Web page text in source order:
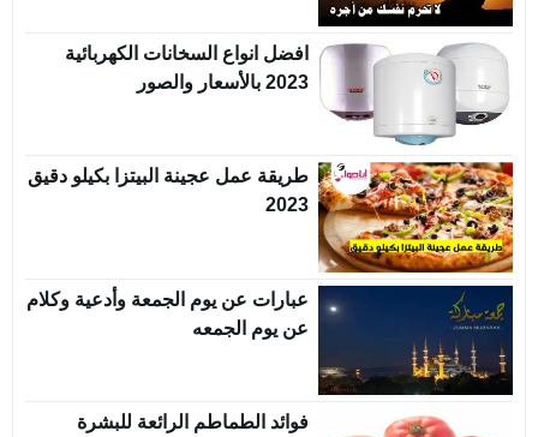
افضل انواع السخانات الكهربائية
2023 بالأسعار والصور
طريقة عمل عجينة البيتزا بكيلو دقيق
2023
عبارات عن يوم الجمعة وأدعية وكلام
عن يوم الجمعه
فوائد الطماطم الرائعة للبشرة